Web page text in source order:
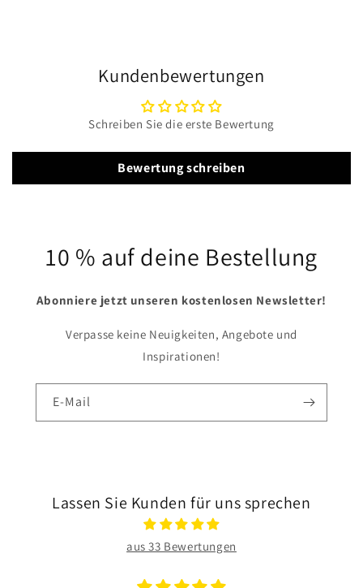
Kundenbewertungen
Schreiben Sie die erste Bewertung
Bewertung schreiben
10 % auf deine Bestellung
Abonniere jetzt unseren kostenlosen Newsletter!
Verpasse keine Neuigkeiten, Angebote und
Inspirationen!
E-Mail
Lassen Sie Kunden für uns sprechen
aus 33 Bewertungen